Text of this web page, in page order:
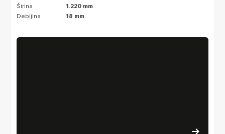
Širina
1.220 mm
Debljina
18 mm